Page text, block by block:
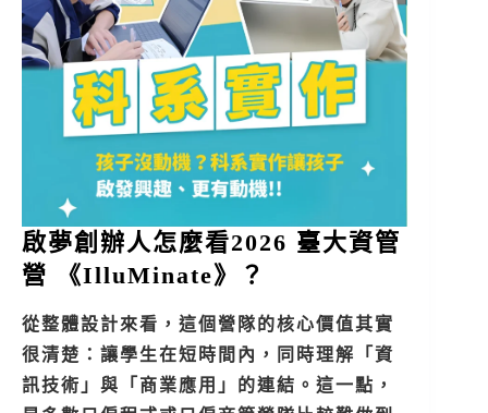
啟夢創辦人怎麼看2026 臺大資管
營 《IlluMinate》？
從整體設計來看，這個營隊的核心價值其實
很清楚：讓學生在短時間內，同時理解「資
訊技術」與「商業應用」的連結。這一點，